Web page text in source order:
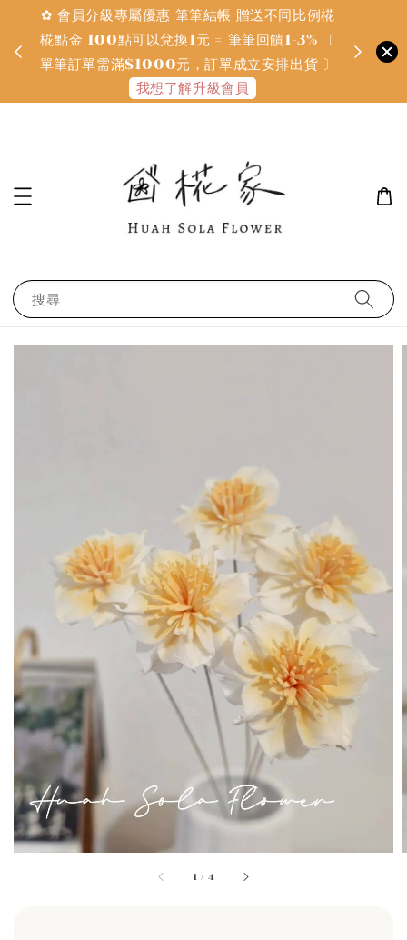
✿ 會員分級專屬優惠 筆筆結帳 贈送不同比例椛
椛點金 100點可以兌換1元 = 筆筆回饋1-3% 〔
單筆訂單需滿$1000元，訂單成立安排出貨 〕
我想了解升級會員
搜尋
1 / 4